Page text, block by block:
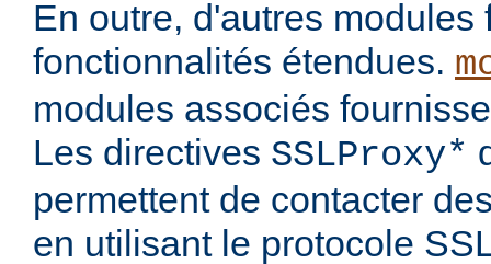
En outre, d'autres modules
fonctionnalités étendues.
modules associés
Les directives SSLProxy*
permettent de contacter
en utilisant le protocole